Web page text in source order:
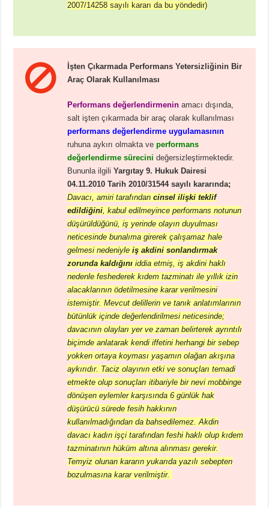
2007/14258 sayılı kararı da bu yöndedir)
İşten Çıkarmada Performans Yetersizliğinin Bir
Araç Olarak Kullanılması
Performans değerlendirmenin amacı dışında,
salt işten çıkarmada bir araç olarak kullanılması
performans değerlendirme uygulamasının
ruhuna aykırı olmakta ve performans
değerlendirme sürecini değersizleştirmektedir.
Bununla ilgiliYargıtay 9. Hukuk Dairesi
04.11.2010 Tarih 2010/31544 sayılı kararında;
Davacı, amiri tarafındancinsel ilişki teklif
edildiğini, kabul edilmeyince performans notunun
düşürüldüğünü, iş yerinde olayın duyulması
neticesinde bunalıma girerek çalışamaz hale
gelmesi nedeniyleiş akdini sonlandırmak
zorunda kaldığını iddia etmiş, iş akdini haklı
nedenle feshederek kıdem tazminatı ile yıllık izin
alacaklarının ödetilmesine karar verilmesini
istemiştir. Mevcut delillerin ve tanık anlatımlarının
bütünlük içinde değerlendirilmesi neticesinde;
davacının olayları yer ve zaman belirterek ayrıntılı
biçimde anlatarak kendi iffetini herhangi bir sebep
yokken ortaya koyması yaşamın olağan akışına
aykırıdır. Taciz olayının etki ve sonuçları temadi
etmekte olup sonuçları itibariyle bir nevi mobbinge
dönüşen eylemler karşısında 6 günlük hak
düşürücü sürede fesih hakkının
kullanılmadığından da bahsedilemez. Akdin
davacı kadın işçi tarafından feshi haklı olup kıdem
tazminatının hüküm altına alınması gerekir.
Temyiz olunan kararın yukarıda yazılı sebepten
bozulmasına karar verilmiştir.